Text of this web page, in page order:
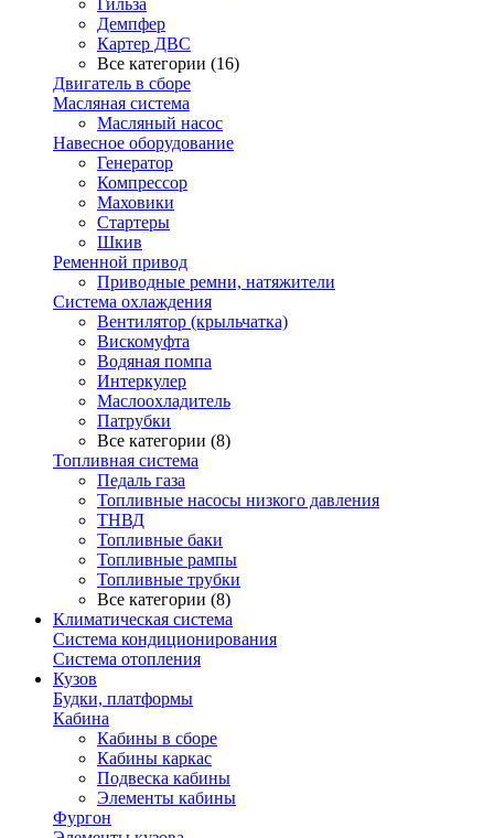
Гильза
Демпфер
Картер ДВС
Все категории (16)
Двигатель в сборе
Масляная система
Масляный насос
Навесное оборудование
Генератор
Компрессор
Маховики
Стартеры
Шкив
Ременной привод
Приводные ремни, натяжители
Система охлаждения
Вентилятор (крыльчатка)
Вискомуфта
Водяная помпа
Интеркулер
Маслоохладитель
Патрубки
Все категории (8)
Топливная система
Педаль газа
Топливные насосы низкого давления
ТНВД
Топливные баки
Топливные рампы
Топливные трубки
Все категории (8)
Климатическая система
Система кондиционирования
Система отопления
Кузов
Будки, платформы
Кабина
Кабины в сборе
Кабины каркас
Подвеска кабины
Элементы кабины
Фургон